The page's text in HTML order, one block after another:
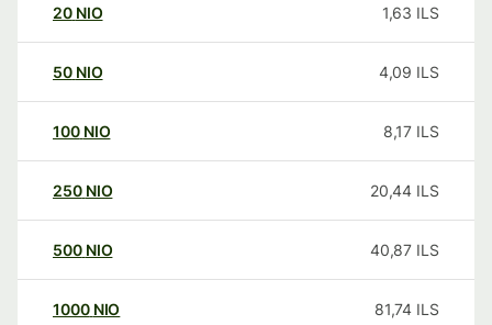
20 NIO 1,63 ILS
50 NIO 4,09 ILS
100 NIO 8,17 ILS
250 NIO 20,44 ILS
500 NIO 40,87 ILS
1000 NIO 81,74 ILS